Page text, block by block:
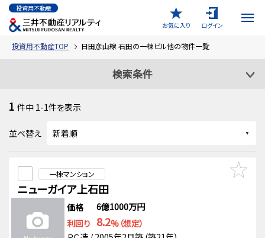
投資用不動産
お気に入り
ログイン
投資用不動産TOP 日田彦山線 石田の一棟ビル他の物件一覧
検索条件
1 件中 1-1件を表示
並べ替え
一棟マンション
ニューガイア上石田
価格
6億1000万円
利回り 8.2%（想定）